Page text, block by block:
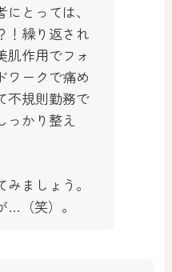
とっては、
！繰り返され
肌作用でフォ
ワークで痛め
不規則勤務で
かり整え
ましょう。
…（笑）。